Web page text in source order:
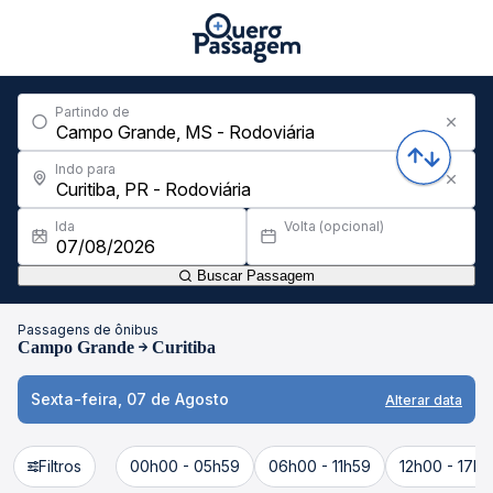
Partindo de
Indo para
Ida Volta (opcional)
Buscar Passagem
Passagens de ônibus
Campo Grande Curitiba
Sexta-feira, 07 de Agosto Alterar data
Filtros 00h00 - 05h59 06h00 - 11h59 12h00 -